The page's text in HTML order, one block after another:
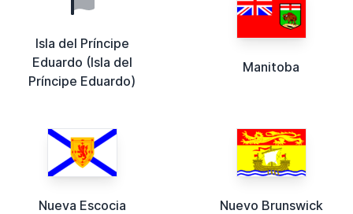
Isla del Príncipe
Eduardo (Isla del
Príncipe Eduardo)
Manitoba
Nueva Escocia Nuevo Brunswick